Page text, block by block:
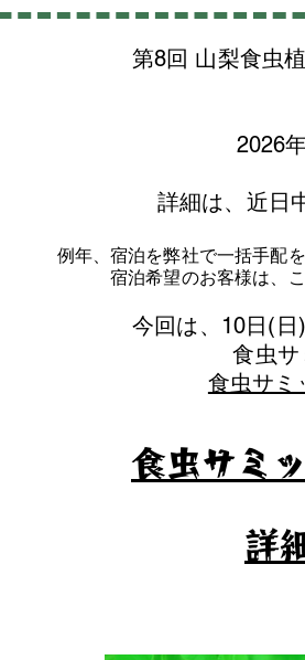
第8回 山梨食虫
2026
詳細は、近日
例年、宿泊を弊社で一括手配
宿泊希望のお客様は、
今回は、10日(
食虫サ
食虫サミ
食虫サミ
詳